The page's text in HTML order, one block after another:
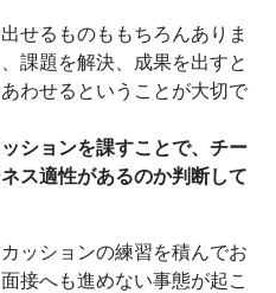
せるものももちろんありま
課題を解決、成果を出すと
わせるということが大切で
ションを課すことで、チー
ス適性があるのか判断して
ッションの練習を積んでお
接へも進めない事態が起こ